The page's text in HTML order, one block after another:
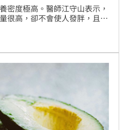
密度極高。醫師江守山表示，
很高，卻不會使人發胖，且可
的風險。